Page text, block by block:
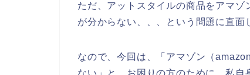
ただ、アットスタイルの商品をアマ
が分からない、、、という問題に直面
なので、今回は、「アマゾン（